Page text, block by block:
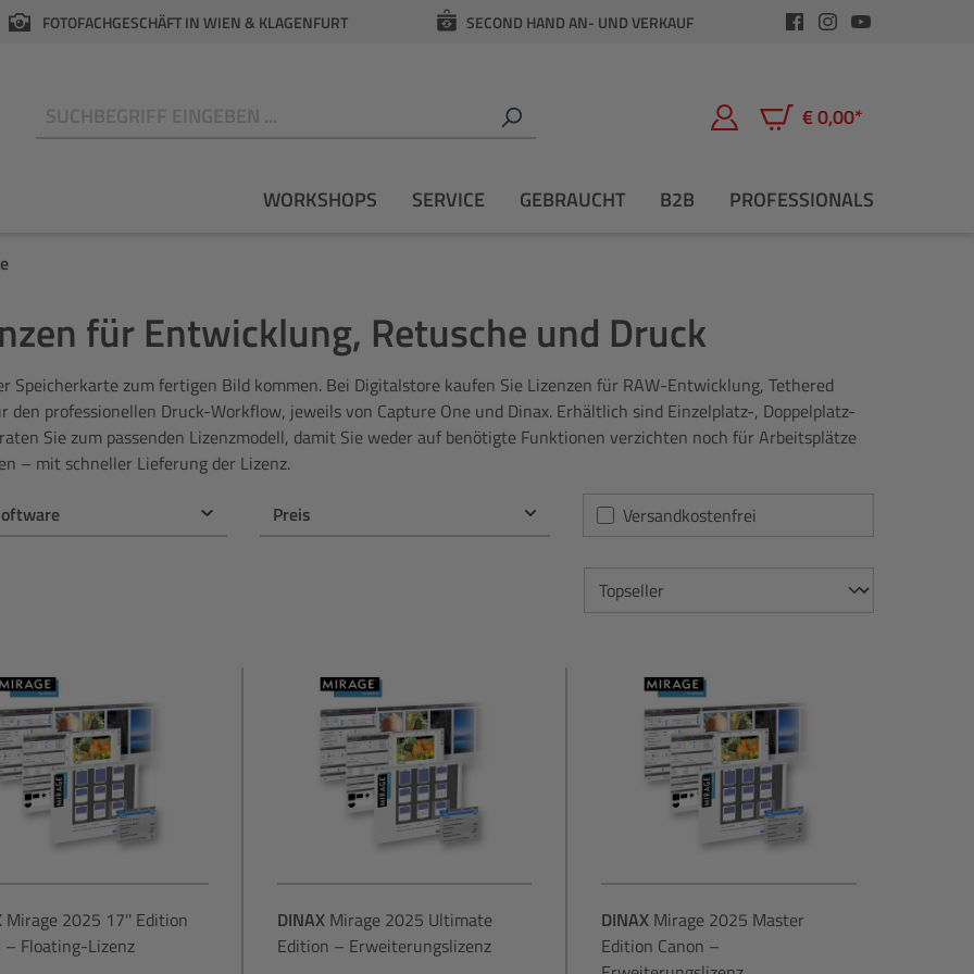
FOTOFACHGESCHÄFT IN WIEN & KLAGENFURT SECOND HAND AN- UND VERKAUF
€ 0,00*
Warenkorb enthält 0
WORKSHOPS SERVICE GEBRAUCHT B2B PROFESSIONALS
für Entwicklung, Retusche und Druck
Speicherkarte zum fertigen Bild kommen. Bei Digitalstore kaufen Sie Lizenzen für RAW-Entwicklung, Tethered
den professionellen Druck-Workflow, jeweils von Capture One und Dinax. Erhältlich sind Einzelplatz-, Doppelplatz-
Sie zum passenden Lizenzmodell, damit Sie weder auf benötigte Funktionen verzichten noch für Arbeitsplätze
– mit schneller Lieferung der Lizenz.
Preis Filter hinzufügen: Versandkostenfrei
Versandkostenfrei
Mirage 2025 17'' Edition
– Floating-Lizenz
DINAX Mirage 2025 Ultimate
Edition – Erweiterungslizenz
DINAXMirage 2025 Master
Edition Canon –